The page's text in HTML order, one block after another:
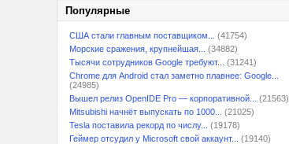
Популярные
США стали главным поставщиком...
(41754)
Морские сражения, крупнейшая...
(34882)
Тысячи сотрудников Google требуют...
(31241)
Chrome для Android стал заметно плавнее: Google...
(24985)
Вышел релиз OpenIDE Pro — корпоративной...
(21563)
Mitsubishi начнёт выпускать по 1000...
(21025)
Tesla поставила рекорд по числу...
(19178)
Геймер отсудил у Microsoft свой аккаунт...
(19140)